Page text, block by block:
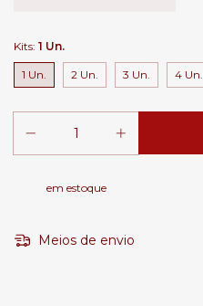
Kits: 1 Un.
1 Un. 2 Un. 3 Un. 4 Un.
em estoque
Meios de envio